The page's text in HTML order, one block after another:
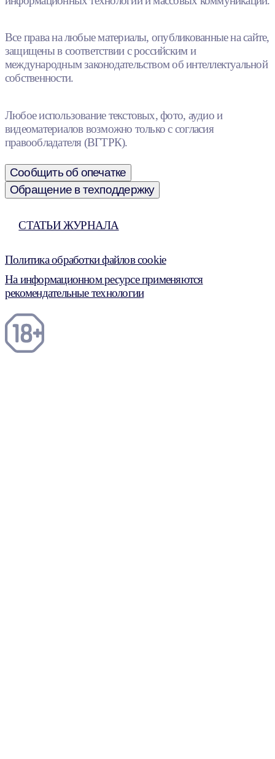
Все права на любые материалы, опубликованные на сайте,
защищены в соответствии с российским и
международным законодательством об интеллектуальной
собственности.
Любое использование текстовых, фото, аудио и
видеоматериалов возможно только с согласия
правообладателя (ВГТРК).
Сообщить об опечатке
Обращение в техподдержку
СТАТЬИ ЖУРНАЛА
Политика обработки файлов cookie
На информационном ресурсе применяются
рекомендательные технологии